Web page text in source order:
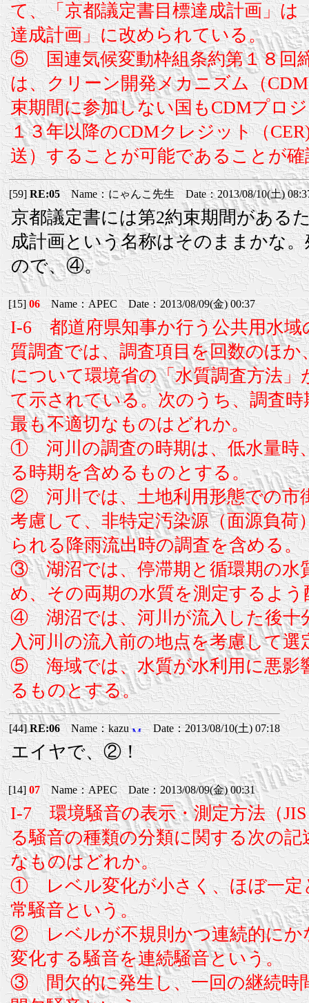
て、「京都議定書目標達成計画」は
達成計画」に改められている。
⑤ 国連気候変動枠組条約第１８回
は、クリーン開発メカニズム（
束期間に参加しない国もCDMプロ
１３年以降のCDMクレジット（
送）することが可能であることが
[59]RE:05Name：にゃんこ先生 Date：2013/08/10(土)
京都議定書には第2約束期間がある
成計画という名称はそのままかな
ので、④。
[15]06Name：APEC Date：2013/08/09(金) 00:37
I-6 都道府県知事か行う公共用水域
質調査では、調査項目を回数のほか
について環境省の「水質調査方法
て示されている。次のうち、調査
最も不適切なものはどれか。
① 河川の調査の時期は、低水量時
る時期を含めるものとする。
② 河川では、土地利用形態での市
考慮して、非特定汚染源（面源負荷
られる降雨流出時の調査を含める。
③ 湖沼では、停滞期と循環期の水
め、その両期の水質を測定するよう
④ 湖沼では、河川が流入した後十
入河川の流入前の地点を考慮して選
⑤ 海域では、水質が水利用に悪影
るものとする。
[44]RE:06Name：kazu Date：2013/08/10(土) 07:18
エイヤで、②！
[14] 07Name：APEC Date：2013/08/09(金) 00:31
I-7 環境騒音の表示・測定方法（JIS
る騒音の種類の分類に関する次の
なものはどれか。
① レベル変化が小さく、ほぼ一定
常騒音という。
② レベルが不規則かつ連続的にか
変化する騒音を連続騒音という。
③ 間欠的に発生し、一回の継続時